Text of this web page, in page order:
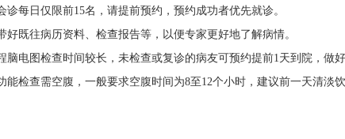
诊每日仅限前15名，请提前预约，预约成功者优先就诊。
好既往病历资料、检查报告等，以便专家更好地了解病情。
脑电图检查时间较长，未检查或复诊的病友可预约提前1天到院，做好
能检查需空腹，一般要求空腹时间为8至12个小时，建议前一天清淡饮